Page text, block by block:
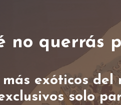
no querrás
exóticos del
solo